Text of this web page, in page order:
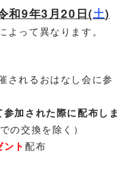
和9年3月20日(土)
って異なります。
されるおはなし会に参
加された際に配布しま
の交換を除く）
ント配布